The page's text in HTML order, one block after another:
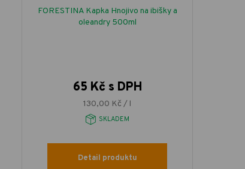
FORESTINA Kapka Hnojivo na ibišky a
oleandry 500ml
65 Kč s DPH
130,00 Kč / l
SKLADEM
Detail produktu